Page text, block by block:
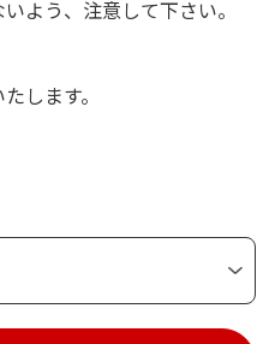
よう、注意して下さい。
します。